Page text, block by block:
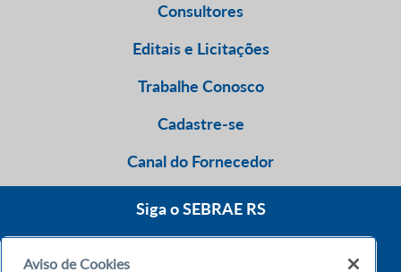
Consultores
Editais e Licitações
Trabalhe Conosco
Cadastre-se
Canal do Fornecedor
Siga o SEBRAE RS
Aviso de Cookies